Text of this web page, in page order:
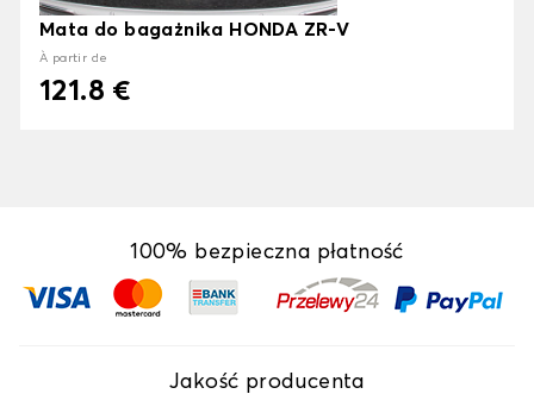
Mata do bagażnika HONDA ZR-V
À partir de
121.8 €
100% bezpieczna płatność
Jakość producenta